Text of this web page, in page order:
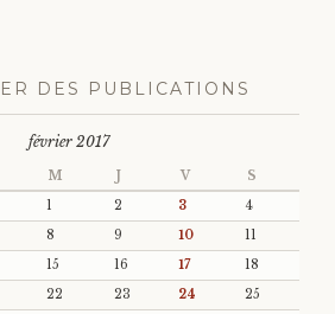
DES PUBLICATIONS
février 2017
M J V S
1 2 3
4
8 9 10
11
15 16 17
18
22 23 24
25